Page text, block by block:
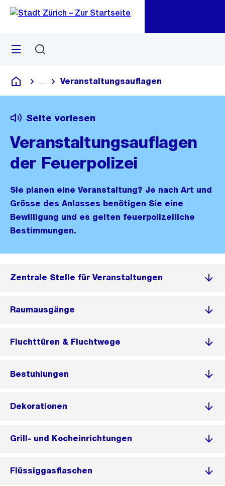
Navigation
Sprunglink
Menü
Deutsch
Blende alle Breadcrumbs ein
Veranstaltungsauflagen
Seite vorlesen
Veranstaltungsauflagen
der Feuerpolizei
Sie planen eine Veranstaltung? Je nach Art und
Grösse des Anlasses benötigen Sie eine
Bewilligung und es gelten feuerpolizeiliche
Bestimmungen.
Zentrale Stelle für Veranstaltungen
Raumausgänge
Fluchttüren & Fluchtwege
Bestuhlungen
Dekorationen
Grill- und Kocheinrichtungen
Flüssiggasflaschen